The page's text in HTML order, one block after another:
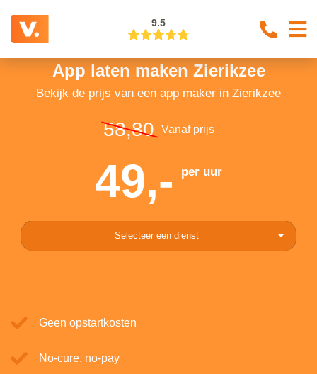
9.5
App laten maken Zierikzee
Bekijk de prijs van een app maker in Zierikzee
58,80 Vanaf prijs
49,- per uur
Selecteer een dienst
Geen opstartkosten
No-cure, no-pay